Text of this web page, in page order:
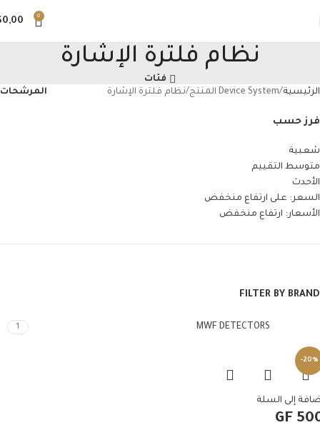
0
0,00
نظام فلترة الإشارة
فئات
الرئيسية Device System المنتج نظام فلترة الإشارة المرشحات
فرز حسب
شعبية
متوسط التقييم
الأحدث
السعر: على ارتفاع منخفض
الأسعار: ارتفاع منخفض
FILTER BY BRAND
MWF DETECTORS
1
-20%
إلى السلة
GF